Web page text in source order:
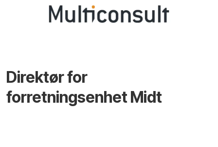
Direktør for
forretningsenhet Midt